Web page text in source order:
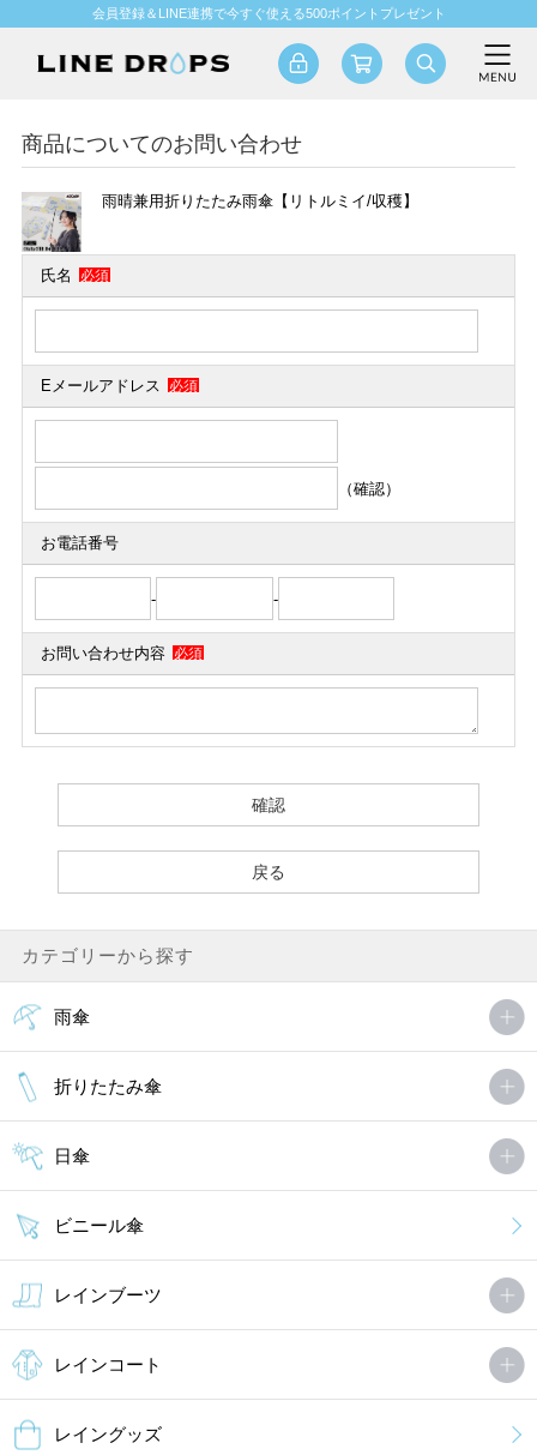
会員登録＆LINE連携で今すぐ使える500ポイントプレゼント
商品についてのお問い合わせ
雨晴兼用折りたたみ雨傘【リトルミイ/収穫】
氏名 必須
Eメールアドレス 必須
（確認）
お電話番号
- -
お問い合わせ内容 必須
カテゴリーから探す
雨傘
折りたたみ傘
日傘
ビニール傘
レインブーツ
レインコート
レイングッズ